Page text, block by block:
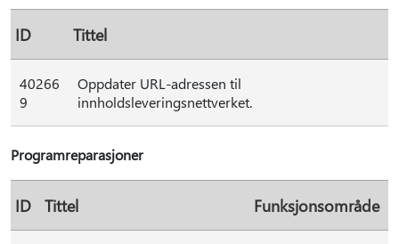
ID Tittel
40266
9
Oppdater URL-adressen til
innholdsleveringsnettverket.
Programreparasjoner
ID Tittel Funksjonsområde